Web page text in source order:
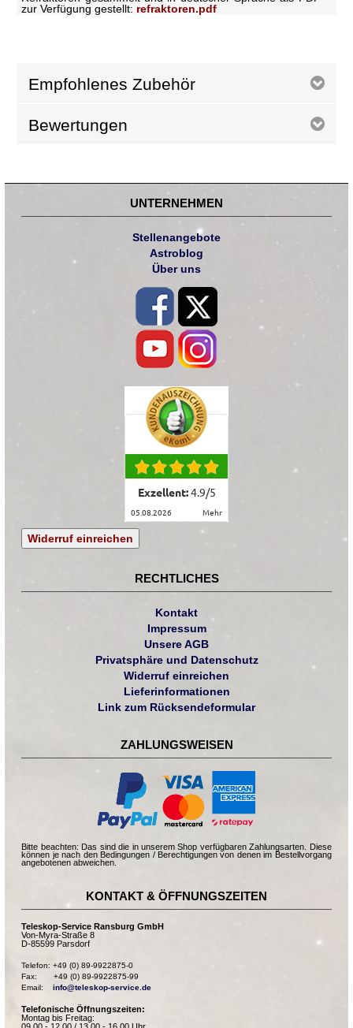
zur Verfügung gestellt: refraktoren.pdf
Empfohlenes Zubehör
Bewertungen
UNTERNEHMEN
Stellenangebote
Astroblog
Über uns
Exzellent:4.9/5
05.08.2026 mehr
Widerruf einreichen
RECHTLICHES
Kontakt
Impressum
Unsere AGB
Privatsphäre und Datenschutz
Widerruf einreichen
Lieferinformationen
Link zum Rücksendeformular
ZAHLUNGSWEISEN
Bitte beachten: Das sind die in unserem Shop verfügbaren Zahlungsarten. Diese
können je nach den Bedingungen / Berechtigungen von denen im Bestellvorgang
angebotenen abweichen.
KONTAKT & ÖFFNUNGSZEITEN
Teleskop-Service Ransburg GmbH
Von-Myra-Straße 8
D-85599 Parsdorf
Telefon: +49 (0) 89-9922875-0
Fax:       +49 (0) 89-9922875-99
Email: info@teleskop-service.de
Telefonische Öffnungszeiten:
Montag bis Freitag: